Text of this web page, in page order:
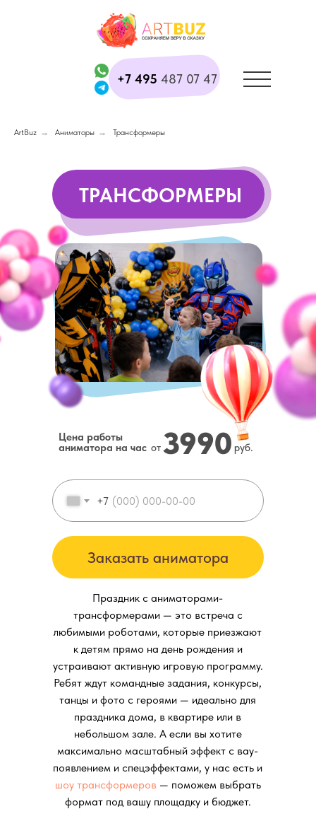
+7 495 487 07 47
ArtBuz → Аниматоры → Трансформеры
Цена работы
аниматора на час
3990 руб.
+7
Заказать аниматора
Праздник с аниматорами-
трансформерами — это встреча с
любимыми роботами, которые приезжают
к детям прямо на день рождения и
устраивают активную игровую программу.
Ребят ждут командные задания, конкурсы,
танцы и фото с героями — идеально для
праздника дома, в квартире или в
небольшом зале. А если вы хотите
максимально масштабный эффект с вау-
появлением и спецэффектами, у нас есть и
шоу трансформеров — поможем выбрать
формат под вашу площадку и бюджет.
ТРАНСФОРМЕРЫ
от